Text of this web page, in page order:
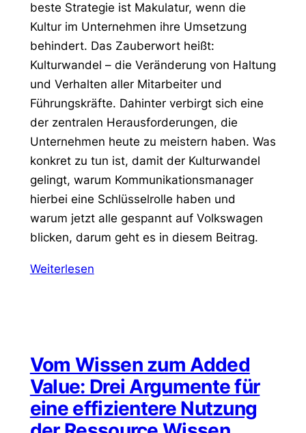
beste Strategie ist Makulatur, wenn die
Kultur im Unternehmen ihre Umsetzung
behindert. Das Zauberwort heißt:
Kulturwandel – die Veränderung von Haltung
und Verhalten aller Mitarbeiter und
Führungskräfte. Dahinter verbirgt sich eine
der zentralen Herausforderungen, die
Unternehmen heute zu meistern haben. Was
konkret zu tun ist, damit der Kulturwandel
gelingt, warum Kommunikationsmanager
hierbei eine Schlüsselrolle haben und
warum jetzt alle gespannt auf Volkswagen
blicken, darum geht es in diesem Beitrag.
Weiterlesen
Vom Wissen zum Added
Value: Drei Argumente für
eine effizientere Nutzung